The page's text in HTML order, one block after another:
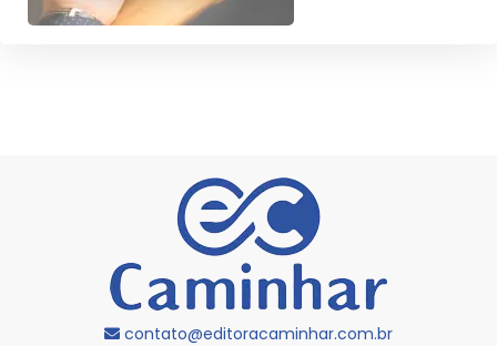
contato@editoracaminhar.com.br